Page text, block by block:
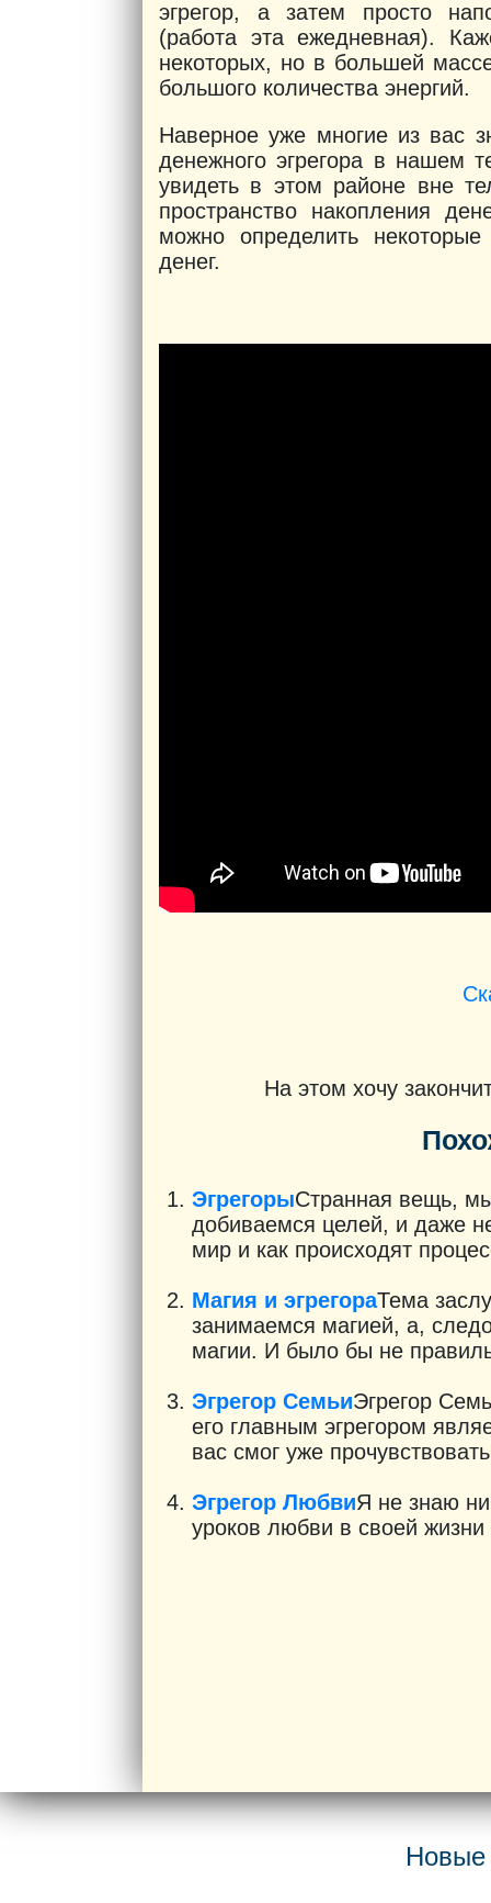
эгрегор, а затем просто
(работа эта ежедневная).
некоторых, но в большей
большого количества энергий.
Наверное уже многие из вас
денежного эгрегора в нашем
увидеть в этом районе вне
пространство накопления
можно определить
денег.
На этом хочу
ЭгрегорыСтранная вещь,
добиваемся целей, и даже
мир и как происходят
Магия и эгрегораТема
занимаемся магией, а,
магии. И было бы не
Эгрегор СемьиЭгрегор
его главным эгрегором
вас смог уже
Эгрегор ЛюбвиЯ не знаю
уроков любви в своей
Новые